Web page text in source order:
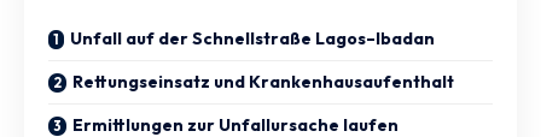
Unfall auf der Schnellstraße Lagos–Ibadan
Rettungseinsatz und Krankenhausaufenthalt
Ermittlungen zur Unfallursache laufen